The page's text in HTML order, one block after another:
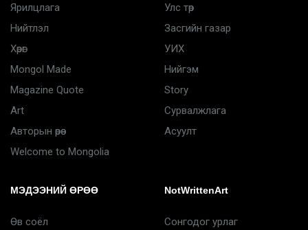
Ярилцлага
Нийтлэл
Хөрөг
Mongol Made
Magazine Quote
Art
Авторын өрөө
Welcome to Mongolia
Улс төр
Засгийн газар
УИХ
Нийгэм
Story
Сурвалжлага
Асуулт
МЭДЭЭНИЙ ӨРӨӨ
Өв соёл
NotWrittenArt
Сонгодог урлаг